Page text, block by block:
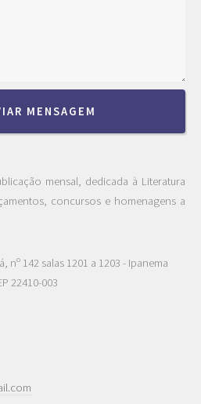
MENSAGEM
mensal, dedicada à Literatura
concursos e homenagens a
nº 142 salas 1201 a 1203 - Ipanema
22410-003